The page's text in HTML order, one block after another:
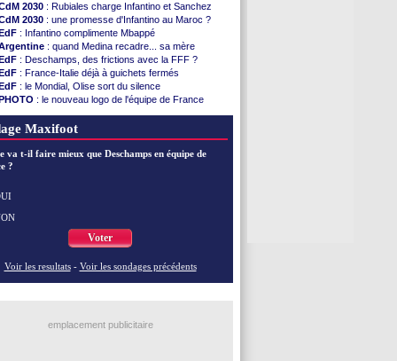
2030 : Rubiales charge Infantino et Sanchez
2030 : une promesse d'Infantino au Maroc ?
: Infantino complimente Mbappé
: quand Medina recadre... sa mère
: Deschamps, des frictions avec la FFF ?
: France-Italie déjà à guichets fermés
: le Mondial, Olise sort du silence
: le nouveau logo de l'équipe de France
: Zidane et l'argent, les mots de Diallo
: Zidane pense déjà à un retour de Mendy
: le message de Mbappé à Zidane
Maxifoot
va t-il faire mieux que Deschamps en équipe de
?
Voter
Voir les resultats - Voir les sondages précédents
emplacement publicitaire